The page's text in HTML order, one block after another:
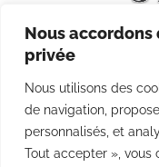
Nous accordons
privée
Nous utilisons des
de navigation,
personnalisés, et
Tout accepter », vous